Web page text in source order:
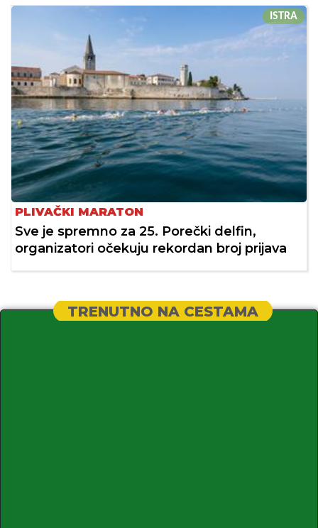
ISTRA
PLIVAČKI MARATON
Sve je spremno za 25. Porečki delfin,
organizatori očekuju rekordan broj prijava
TRENUTNO NA CESTAMA